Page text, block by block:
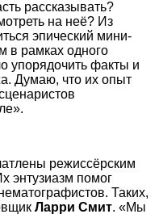
рассказывать?
на неё? Из
эпический мини-
в рамках одного
упорядочить факты и
Думаю, что их опыт
режиссёрским
энтузиазм помог
Таких,
Ларри Смит. «Мы